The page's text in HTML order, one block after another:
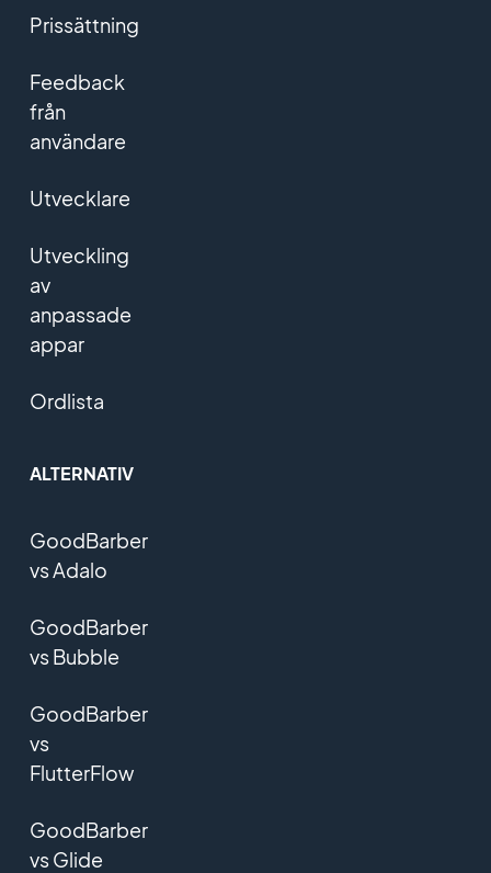
Prissättning
Feedback
från
användare
Utvecklare
Utveckling
av
anpassade
appar
Ordlista
ALTERNATIV
GoodBarber
vs Adalo
GoodBarber
vs Bubble
GoodBarber
vs
FlutterFlow
GoodBarber
vs Glide